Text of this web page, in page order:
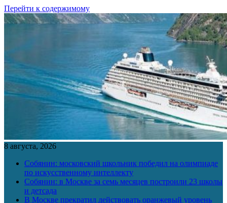
Перейти к содержимому
8 августа, 2026
Собянин: московский школьник победил на олимпиаде
по искусственному интеллекту
Собянин: в Москве за семь месяцев построили 23 школы
и детсада
В Москве прекратил действовать оранжевый уровень